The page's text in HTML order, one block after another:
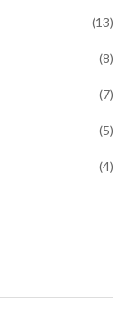
(13)
(8)
(7)
(5)
(4)